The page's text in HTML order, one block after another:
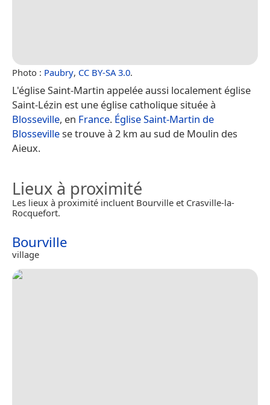
Photo : Paubry, CC BY-SA 3.0.
L'église Saint-Martin appelée aussi localement église
Saint-Lézin est une église catholique située à
Blosseville, en France. Église Saint-Martin de
Blossevillese trouve à 2 km au sud de Moulin des
Aieux.
Lieux à proximité
Les lieux à proximité incluent Bourville et Crasville-la-
Rocquefort.
Bourville
village